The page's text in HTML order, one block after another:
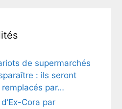
de supermarchés
: ils seront
par…
Cora par